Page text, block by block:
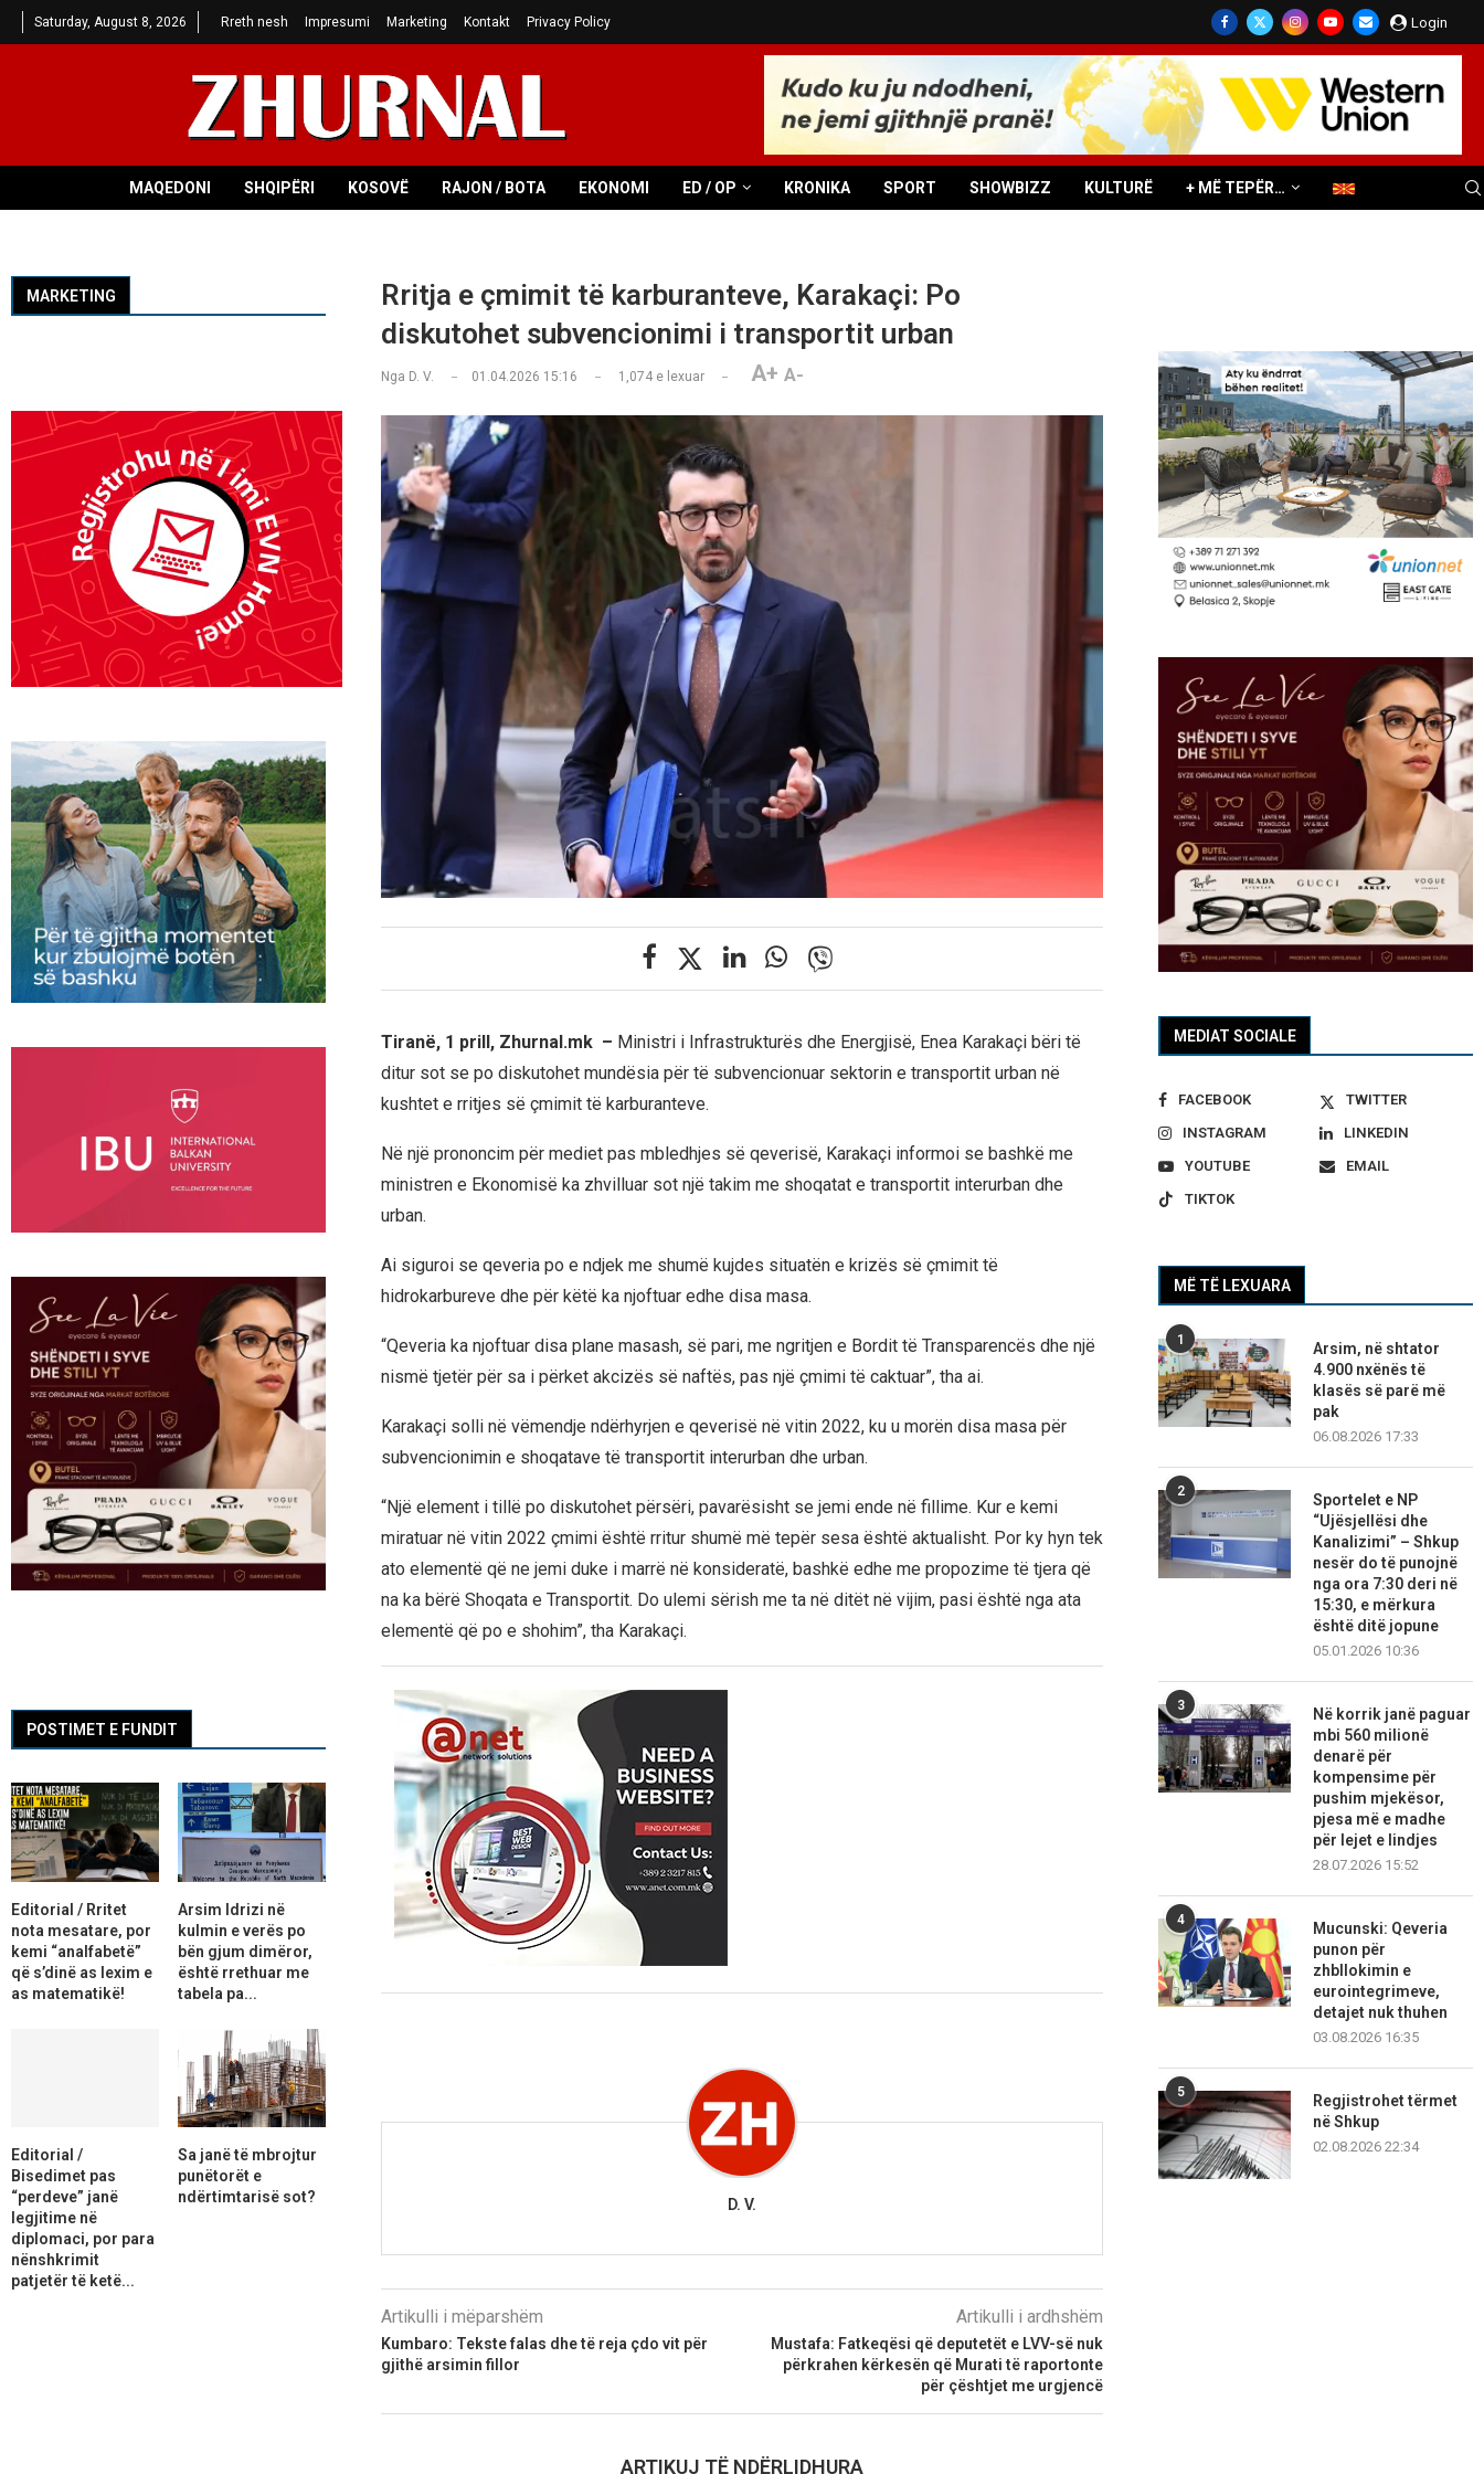
Saturday, August 8, 2026 Rreth nesh Impresumi Marketing Kontakt Privacy Policy Login
MAQEDONI SHQIPËRI KOSOVË RAJON / BOTA EKONOMI ED / OP KRONIKA SPORT SHOWBIZZ KULTURË + MË TEPËR…
Rritja e çmimit të karburanteve, Karakaçi: Po
diskutohet subvencionimi i transportit urban
Nga D. V. 01.04.2026 15:16 1,074e lexuar A+ A-
Tiranë, 1 prill, Zhurnal.mk – Ministri i Infrastrukturës dhe Energjisë, Enea Karakaçi bëri të
ditur sot se po diskutohet mundësia për të subvencionuar sektorin e transportit urban në
kushtet e rritjes së çmimit të karburanteve.
Në një prononcim për mediet pas mbledhjes së qeverisë, Karakaçi informoi se bashkë me
ministren e Ekonomisë ka zhvilluar sot një takim me shoqatat e transportit interurban dhe
urban.
Ai siguroi se qeveria po e ndjek me shumë kujdes situatën e krizës së çmimit të
hidrokarbureve dhe për këtë ka njoftuar edhe disa masa.
“Qeveria ka njoftuar disa plane masash, së pari, me ngritjen e Bordit të Transparencës dhe një
nismë tjetër për sa i përket akcizës së naftës, pas një çmimi të caktuar”, tha ai.
Karakaçi solli në vëmendje ndërhyrjen e qeverisë në vitin 2022, ku u morën disa masa për
subvencionimin e shoqatave të transportit interurban dhe urban.
“Një element i tillë po diskutohet përsëri, pavarësisht se jemi ende në fillime. Kur e kemi
miratuar në vitin 2022 çmimi është rritur shumë më tepër sesa është aktualisht. Por ky hyn tek
ato elementë që ne jemi duke i marrë në konsideratë, bashkë edhe me propozime të tjera që
na ka bërë Shoqata e Transportit. Do ulemi sërish me ta në ditët në vijim, pasi është nga ata
elementë që po e shohim”, tha Karakaçi.
D. V.
Artikulli i mëparshëm
Kumbaro: Tekste falas dhe të reja çdo vit për
gjithë arsimin fillor
Artikulli i ardhshëm
Mustafa: Fatkeqësi që deputetët e LVV-së nuk
përkrahen kërkesën që Murati të raportonte
për çështjet me urgjencë
ARTIKUJ TË NDËRLIDHURA
MEDIAT SOCIALE
FACEBOOK
TWITTER
INSTAGRAM
LINKEDIN
YOUTUBE
EMAIL
TIKTOK
MË TË LEXUARA
1
Arsim, në shtator
4.900 nxënës të
klasës së parë më
pak
06.08.2026 17:33
2
Sportelet e NP
“Ujësjellësi dhe
Kanalizimi” – Shkup
nesër do të punojnë
nga ora 7:30 deri në
15:30, e mërkura
është ditë jopune
05.01.2026 10:36
3
Në korrik janë paguar
mbi 560 milionë
denarë për
kompensime për
pushim mjekësor,
pjesa më e madhe
për lejet e lindjes
28.07.2026 15:52
4
Mucunski: Qeveria
punon për
zhbllokimin e
eurointegrimeve,
detajet nuk thuhen
03.08.2026 16:35
5
Regjistrohet tërmet
në Shkup
02.08.2026 22:34
MARKETING
POSTIMET E FUNDIT
Editorial / Rritet
nota mesatare, por
kemi “analfabetë”
që s’dinë as lexim e
as matematikë!
Arsim Idrizi në
kulmin e verës po
bën gjum dimëror,
është rrethuar me
tabela pa...
Editorial /
Bisedimet pas
“perdeve” janë
legjitime në
diplomaci, por para
nënshkrimit
patjetër të ketë...
Sa janë të mbrojtur
punëtorët e
ndërtimtarisë sot?